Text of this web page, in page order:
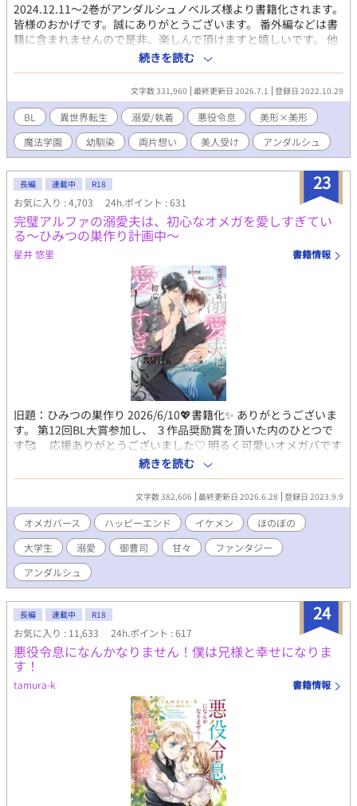
2024.12.11～2巻がアンダルシュノベルズ様より書籍化されます。
皆様のおかげです。誠にありがとうございます。 番外編などは書
籍に含まれませんので是非、楽しんで頂けますと嬉しいです。 他
の番外編も少しずつアップしたいと思っております。 ◇ストーリ
ー◇ 孤高の悪役令息×ＢＬ漫画の総受け主人公に転生した美人 姉
が書いたＢＬ漫画の総モテ主人公に転生したフランは、総モテフ
ラグを折る為に、悪役令息サモンに取り入ろうとする。しかしサ
モンは誰にも心を許さない一匹狼。周囲の人から怖がられ悪鬼と
呼ばれる存在。 そんなサモンに寄り添い、フランはサモンの悪役
フラグも折ろうと決意する──。 互いに信頼関係を築いて、サモ
ンの腰巾着となったフランだが、ある変化が……。どんどんサモ
ンが過保護になって──！？ ・書籍化部分では、web未公開その
後の番外編＊がございます。 総受け設定のキャラだというだけ
で、総受けではありません。CPは固定。 自分好みに育っちゃった
悪役とのラブコメになります。
続きを読む
文字数 331,960 最終更新日 2026.7.1 登録日 2022.10.29
BL 異世界転生 溺愛/執着 悪役令息
美形×美形
魔法学園
幼馴染 両片想い 美人受け アンダルシュ
23
長編 連載中 R18
お気に入り : 4,703 24h.ポイント : 631
完璧アルファの溺愛夫は、初心なオメガを愛しすぎてい
る～ひみつの巣作り計画中～
星井 悠里 書籍情報
旧題：ひみつの巣作り 2026/6/10💖書籍化✨ ありがとうございま
す。 第12回BL大賞参加し、 ３作品奨励賞を頂いた内のひとつで
す🥰 応援ありがとうございました♡ 明るく可愛いオメガバです
♡ 学生結婚の夫夫🩵 仲良しです(*´艸`*) 【公式あらすじ】 あ
る日突然オメガに変性してしまった、元アルファの慧（けい）。
ヒートになっていたところを、かつてのライバルだった颯（はや
て）に助けられ、 そのまま彼と番になり、結婚までしてしまっ
た。 中高生時代によく競い合っていたけれど、夫になった颯は、
あの頃とは違って慧に 優しく、甘く蕩けるような愛をくれる。 慧
は颯との新婚生活をとても幸せに過ごしていたけれど、ある日ふ
と思った。 ――運命の番だから、相手のことを好きって思いこん
じゃってる……？ でもそれは嫌だった。ちゃんと颯と恋をし合
うして慧は颯にちゃんと恋をしてもらうべく、とある作戦を始め
る！ 新婚夫夫のあまあまオメガバースBL、ついに書籍化!!
◆◇◆ 2023/9/9投稿→9/10BLranking15位♡ 9/14 12位🥰
♡ ベスト10入りありがとうございます💖 9/20 ベスト5入り
🥰♡ BL大賞初日6位スタートでした。ありがとうございます☺️ 最
終結果8位でした🥰 ありがとうございました✨ ◇ ◇ ◇ ◇
2024年 またBL大賞参加します。完結できるといいな。よろしく
お願いします🩷 初日のrankingは３位でした✨ありがとうござい
ます( ﾉД`)🩷 2024/11/28 完結しました。 感想など、ありがとう
ございます。 意地っ張りな元αのΩくんが素直になってく様。可愛
がって頂けますように♡
続きを読む
文字数 382,606 最終更新日 2026.6.28 登録日 2023.9.9
オメガバース ハッピーエンド イケメン
ほのぼの
大学生
溺愛 御曹司 甘々
ファンタジー
アンダルシュ
24
長編 連載中 R18
お気に入り : 11,633 24h.ポイント : 617
悪役令息になんかなりません！僕は兄様と幸せになりま
す！
tamura-k 書籍情報